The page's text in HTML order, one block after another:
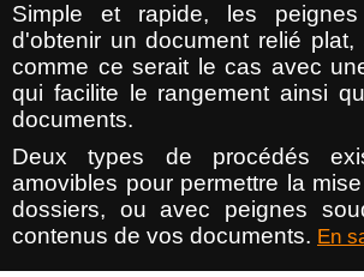
Simple et rapide, les
d'obtenir un document relié
comme ce serait le cas avec
qui facilite le rangement ainsi
documents.
Deux types de procédés
amovibles pour permettre la
dossiers, ou avec peignes
contenus de vos documents. En